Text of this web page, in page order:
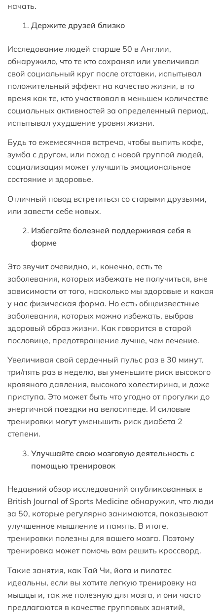
начать.
Держите друзей близко
Исследование людей старше 50 в Англии,
обнаружило, что те кто сохранял или увеличивал
свой социальный круг после отставки, испытывал
положительный эффект на качество жизни, в то
время как те, кто участвовал в меньшем количестве
социальных активностей за определенный период,
испытывал ухудшение уровня жизни.
Будь то ежемесячная встреча, чтобы выпить кофе,
зумба с другом, или поход с новой группой людей,
социализация может улучшить эмоциональное
состояние и здоровье.
Отличный повод встретиться со старыми друзьями,
или завести себе новых.
Избегайте болезней поддерживая себя в
форме
Это звучит очевидно, и, конечно, есть те
заболевания, которых избежать не получиться, вне
зависимости от того, насколько мы здоровые и какая
у нас физическая форма. Но есть общеизвестные
заболевания, которых можно избежать, выбрав
здоровый образ жизни. Как говорится в старой
пословице, предотвращение лучше, чем лечение.
Увеличивая свой сердечный пульс раз в 30 минут,
три/пять раз в неделю, вы уменьшите риск высокого
кровяного давления, высокого холестирина, и даже
приступа. Это может быть что угодно от прогулки до
энергичной поездки на велосипеде. И силовые
тренировки могут уменьшить риск диабета 2
степени.
Улучшайте свою мозговую деятельность с
помощью тренировок
Недавний обзор исследований опубликованных в
British Journal of Sports Medicine обнаружил, что люди
за 50, которые регулярно занимаются, показывают
улучшенное мышление и память. В итоге,
тренировки полезны для вашего мозга. Поэтому
тренировка может помочь вам решить кроссворд.
Такие занятия, как Тай Чи, йога и пилатес
идеальны, если вы хотите легкую тренировку на
мышцы и, так же полезную для мозга, и они часто
предлагаются в качестве групповых занятий,